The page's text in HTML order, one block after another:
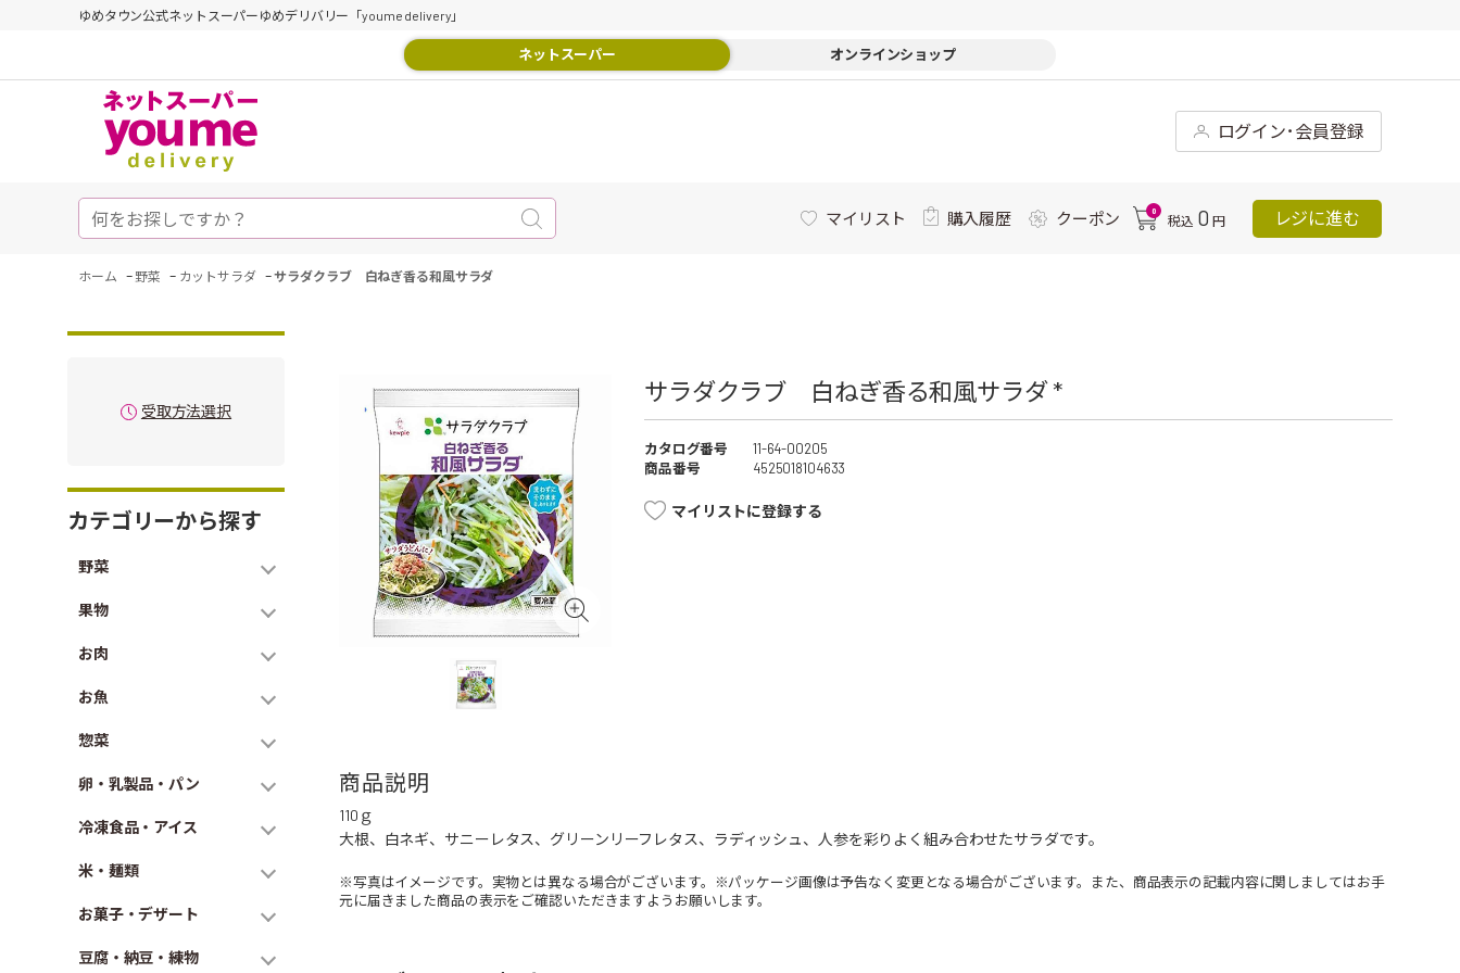
ゆめタウン公式ネットスーパーゆめデリバリー「youme delivery」
ネットスーパー オンラインショップ
ログイン･会員登録
マイリスト 購入履歴 クーポン 0
税込 0 円 レジに進む
ホーム - 野菜 - カットサラダ -サラダクラブ 白ねぎ香る和風サラダ
受取方法選択
カテゴリーから探す
野菜
果物
お肉
お魚
惣菜
卵・乳製品・パン
冷凍食品・アイス
米・麺類
お菓子・デザート
豆腐・納豆・練物
サラダクラブ 白ねぎ香る和風サラダ *
カタログ番号
11-64-00205
商品番号
4525018104633
マイリストに登録する
商品説明
110ｇ
大根、白ネギ、サニーレタス、グリーンリーフレタス、ラディッシュ、人参を彩りよく組み合わせたサラダです。
※写真はイメージです。実物とは異なる場合がございます。※パッケージ画像は予告なく変更となる場合がございます。また、商品表示の記載内容に関しましてはお手
元に届きました商品の表示をご確認いただきますようお願いします。